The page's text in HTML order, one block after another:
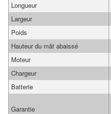
Longueur
Largeur
Poids
Hauteur du mât abaissé
Moteur
Chargeur
Batterie
Garantie